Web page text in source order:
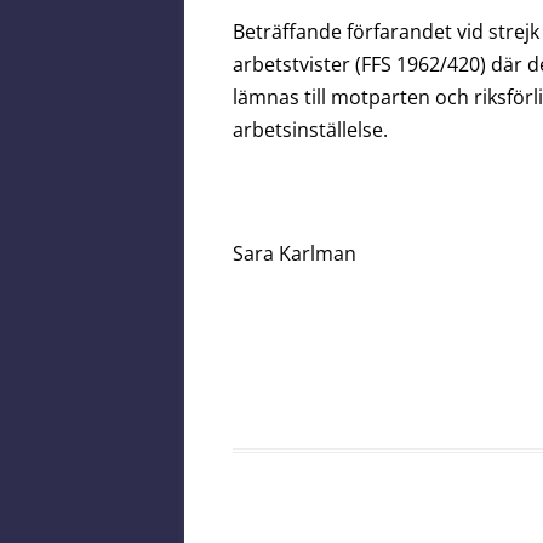
Beträffande förfarandet vid
arbetstvister (FFS 1962/420) där
lämnas till motparten och
arbetsinställelse.
Sara Karlman